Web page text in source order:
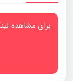
برای مشاهده